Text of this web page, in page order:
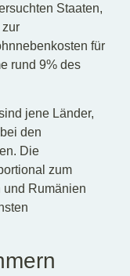
Staaten,
für
rund 9% des
jene Länder,
den
Die
zum
und Rumänien